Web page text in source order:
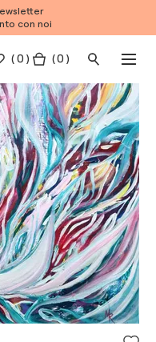
con noi
(0 ) ( 0 )